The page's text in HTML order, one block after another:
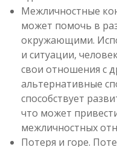
Межличностные
может помочь в
окружающими.
и ситуации,
свои отношения с
альтернативные
способствует
что может
межличностных
Потеря и горе.